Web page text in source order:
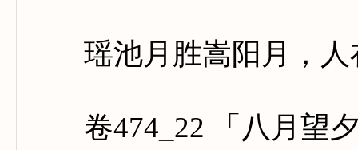
瑶池月胜嵩阳月，人
卷474_22 「八月望